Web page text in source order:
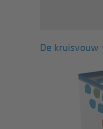
De